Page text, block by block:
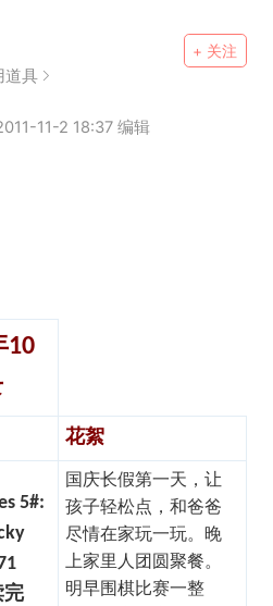
+ 关注
道具
11-2 18:37 编辑
10
花絮
5#:
完
国庆长假第一天，让
孩子轻松点，和爸爸
尽情在家玩一玩。晚
上家里人团圆聚餐。
明早围棋比赛一整